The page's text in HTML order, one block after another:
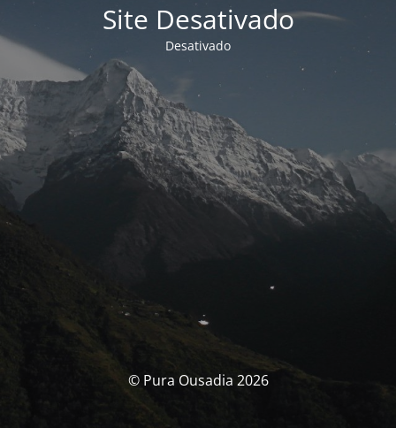
Site Desativado
Desativado
© Pura Ousadia 2026